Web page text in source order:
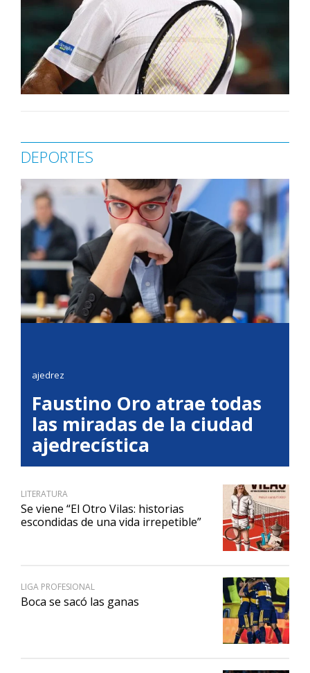
DEPORTES
ajedrez
Faustino Oro atrae todas
las miradas de la ciudad
ajedrecística
LITERATURA
Se viene “El Otro Vilas: historias
escondidas de una vida irrepetible”
LIGA PROFESIONAL
Boca se sacó las ganas